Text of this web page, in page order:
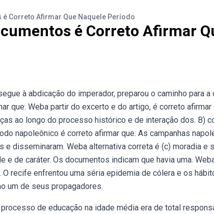
é Correto Afirmar Que Naquele Período
é Correto Afirmar
à abdicação do imperador, preparou o caminho para
que: Weba partir do excerto e do artigo, é correto
ao longo do processo histórico e de interação dos. B)
napoleônico é correto afirmar que: As campanhas
e disseminaram. Weba alternativa correta é (c) moradia e
e de caráter. Os documentos indicam que havia uma.
O recife enfrentou uma séria epidemia de cólera e os
um de seus propagadores.
de educação na idade média era de total